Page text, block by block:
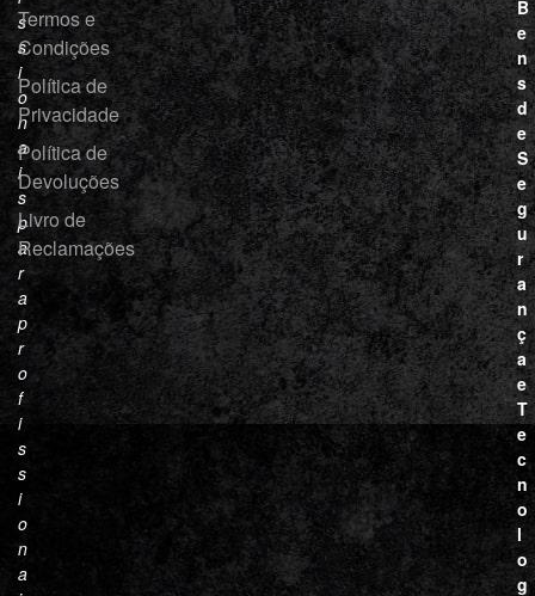
s
s
i
o
n
a
i
s
p
a
r
a
p
r
o
f
i
s
s
i
o
n
a
Termos e
Condições
Política de
Privacidade
Política de
Devoluções
Livro de
Reclamações
B
e
n
s
d
e
S
e
g
u
r
a
n
ç
a
e
T
e
c
n
o
l
o
g